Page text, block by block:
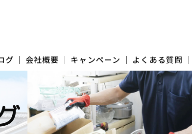
グ 会社概要 キャンペーン よくある質問